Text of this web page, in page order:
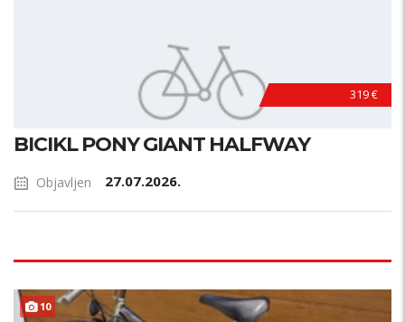
319 €
BICIKL PONY GIANT HALFWAY
Objavljen 27.07.2026.
10